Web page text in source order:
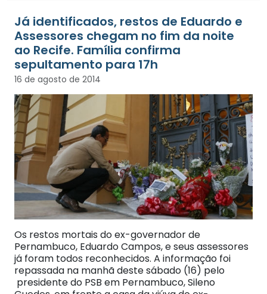
Já identificados, restos de Eduardo e
Assessores chegam no fim da noite
ao Recife. Família confirma
sepultamento para 17h
16 de agosto de 2014
Os restos mortais do ex-governador de
Pernambuco, Eduardo Campos, e seus assessores
já foram todos reconhecidos. A informação foi
repassada na manhã deste sábado (16) pelo
presidente do PSB em Pernambuco, Sileno